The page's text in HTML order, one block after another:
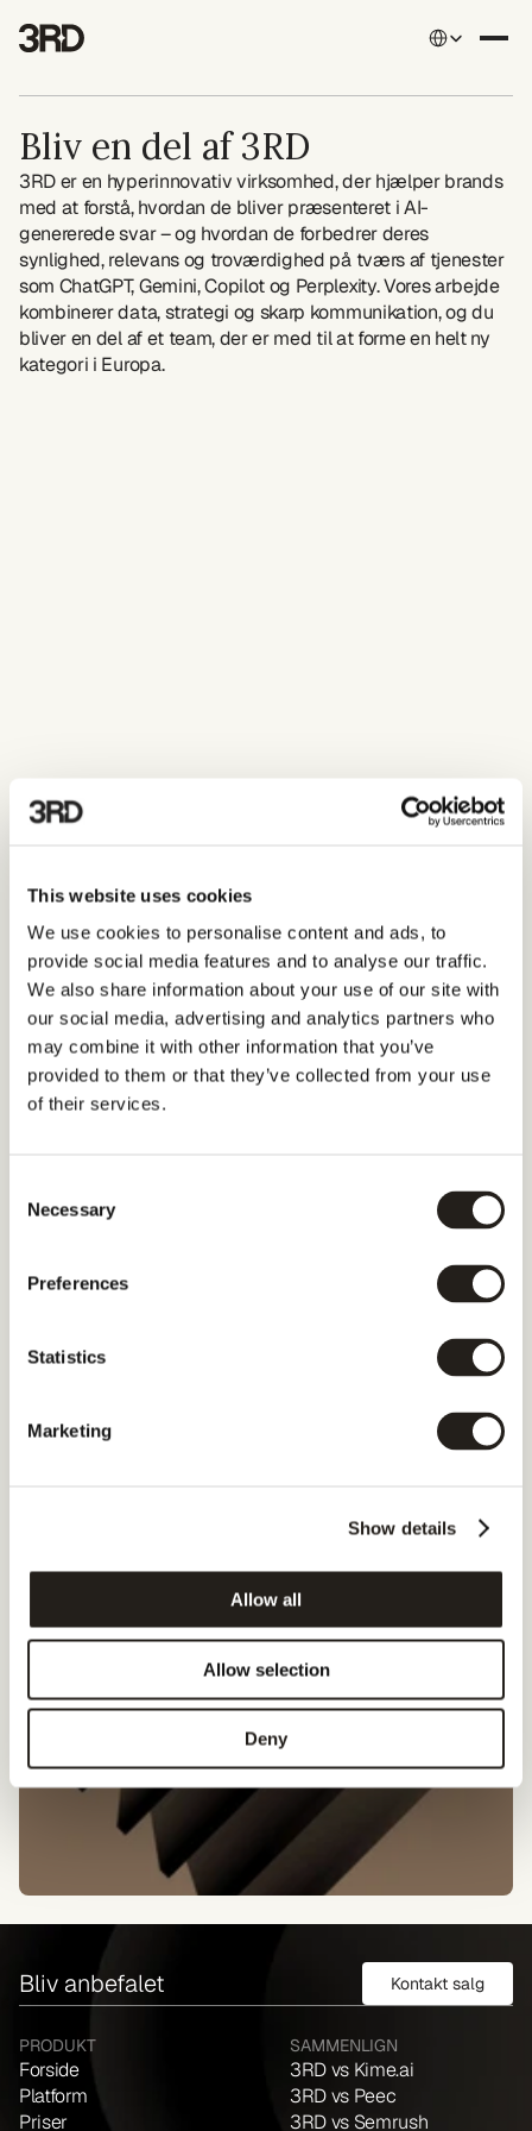
This website uses cookies
We use cookies to personalise content and ads, to
provide social media features and to analyse our traffic.
We also share information about your use of our site with
our social media, advertising and analytics partners who
may combine it with other information that you’ve
provided to them or that they’ve collected from your use
of their services.
Selection
Necessary
Preferences
Statistics
Marketing
Show details
Allow all
Allow selection
Deny
Select Language
Bliv en del af 3RD
3RD er en hyperinnovativ virksomhed, der hjælper brands
med at forstå, hvordan de bliver præsenteret i AI-
genererede svar – og hvordan de forbedrer deres
synlighed, relevans og troværdighed på tværs af tjenester
som ChatGPT, Gemini, Copilot og Perplexity. Vores arbejde
kombinerer data, strategi og skarp kommunikation, og du
bliver en del af et team, der er med til at forme en helt ny
kategori i Europa.
Studentermedhjælper
Salg og Marketing
LÆS MERE
Content Strategy & Automation Specialist
Design og afvikl AI-powered content workflows
LÆS MERE
svar
LÆS MERE
Bliv anbefalet Kontakt salg
PRODUKT
Forside
Platform
Priser
SAMMENLIGN
3RD vs Kime.ai
3RD vs Peec
3RD vs Semrush